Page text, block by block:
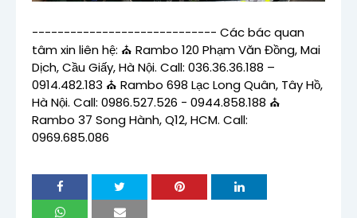
----------------------------- Các bác quan
tâm xin liên hệ: ⛪ Rambo 120 Phạm Văn Đồng, Mai
Dịch, Cầu Giấy, Hà Nội. Call: 036.36.36.188 –
0914.482.183 ⛪ Rambo 698 Lạc Long Quân, Tây Hồ,
Hà Nội. Call: 0986.527.526 - 0944.858.188 ⛪
Rambo 37 Song Hành, Q12, HCM. Call:
0969.685.086